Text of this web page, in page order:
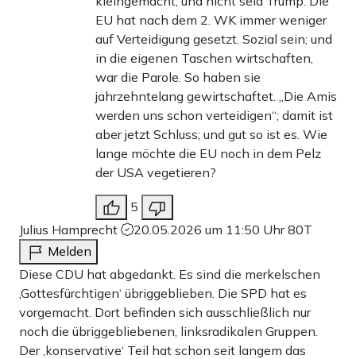
EU hat nach dem 2. WK immer weniger
auf Verteidigung gesetzt. Sozial sein; und
in die eigenen Taschen wirtschaften,
war die Parole. So haben sie
jahrzehntelang gewirtschaftet. „Die Amis
werden uns schon verteidigen“; damit ist
aber jetzt Schluss; und gut so ist es. Wie
lange möchte die EU noch in dem Pelz
der USA vegetieren?
5
Julius Hamprecht
20.05.2026 um 11:50 Uhr80T
Melden
Diese CDU hat abgedankt. Es sind die merkelschen
‚Gottesfürchtigen‘ übriggeblieben. Die SPD hat es
vorgemacht. Dort befinden sich ausschließlich nur
noch die übriggebliebenen, linksradikalen Gruppen.
Der ‚konservative‘ Teil hat schon seit langem das